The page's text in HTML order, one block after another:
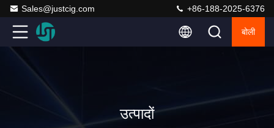
Sales@justcig.com +86-188-2025-6376
बोली
उत्पादों